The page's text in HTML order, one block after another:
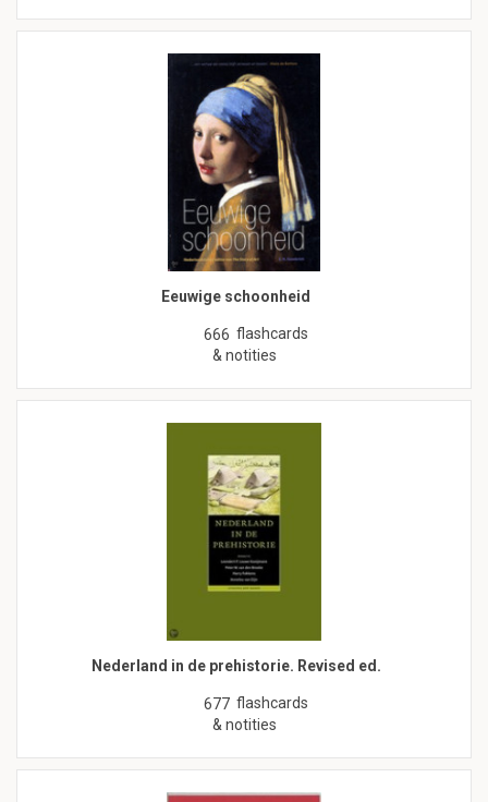
Eeuwige schoonheid
666 flashcards
& notities
Nederland in de prehistorie. Revised ed.
677 flashcards
& notities